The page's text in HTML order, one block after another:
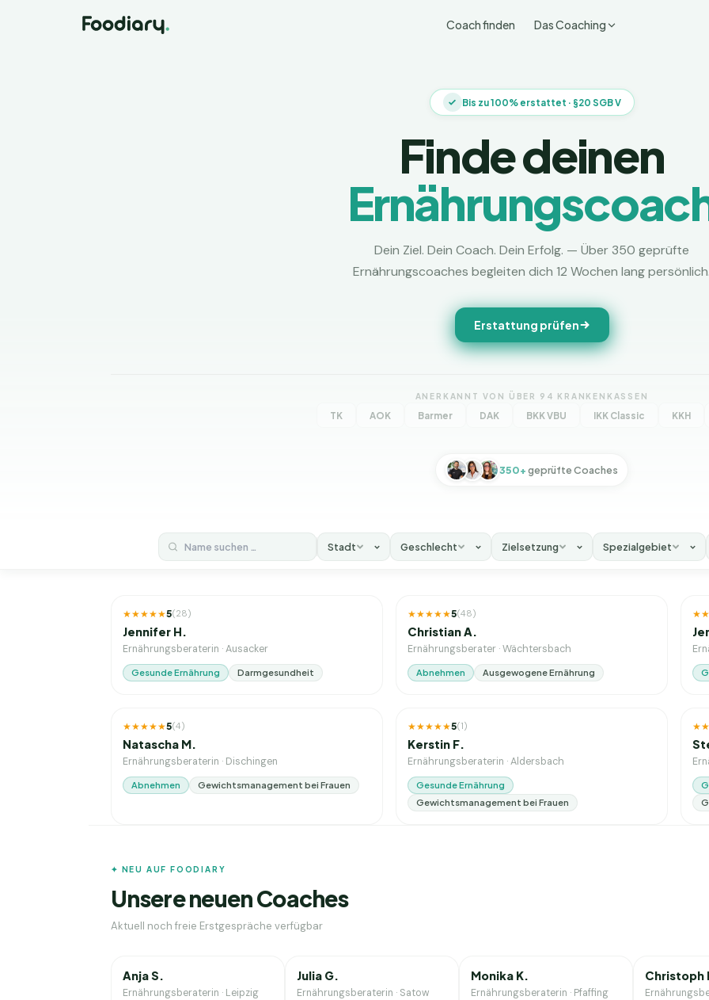
Coach finden Das Coaching
Bis zu 100% erstattet · §20 SGB V
Finde deinen
Dein Ziel. Dein Coach. Dein Erfolg. — Über 350 geprüfte
Ernährungscoaches begleiten dich 12 Wochen lang persönlich.
Erstattung prüfen
ANERKANNT VON ÜBER 94 KRANKENKASSEN
TK AOK Barmer DAK BKK VBU IKK Classic KKH
350+geprüfte Coaches
Stadt Geschlecht Zielsetzung Spezialgebiet
★★★★★5(28)
Jennifer H.
Ernährungsberaterin ·Ausacker
Gesunde Ernährung Darmgesundheit
★★★★★5(48)
Christian A.
Ernährungsberater ·Wächtersbach
Abnehmen Ausgewogene Ernährung
★★★★★5(4)
Natascha M.
Ernährungsberaterin · Dischingen
Abnehmen Gewichtsmanagement bei Frauen
★★★★★5(1)
Kerstin F.
Ernährungsberaterin ·Aldersbach
Gesunde Ernährung
Gewichtsmanagement bei Frauen
✦ NEU AUF FOODIARY
Unsere neuen Coaches
Aktuell noch freie Erstgespräche verfügbar
Anja S.
Ernährungsberaterin · Leipzig
Julia G.
Ernährungsberaterin · Satow
Monika K.
Ernährungsberaterin · Pfaffing
Christoph